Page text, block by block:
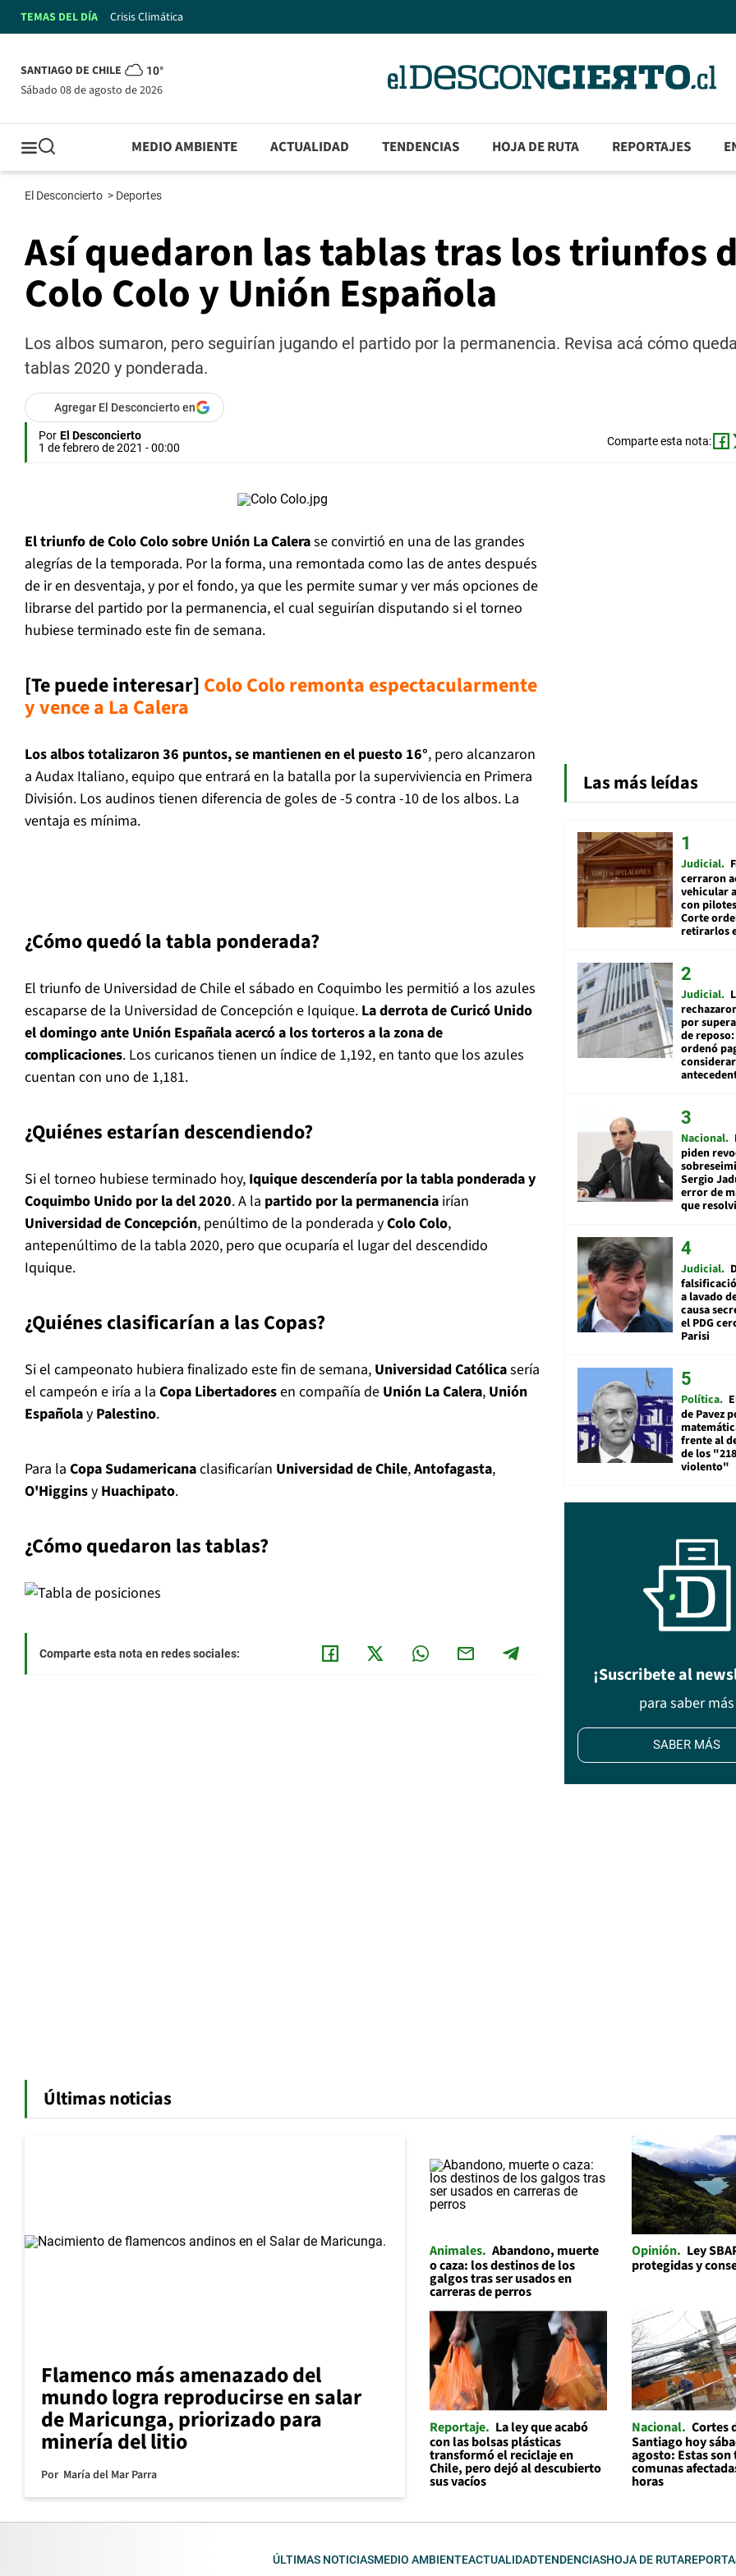
TEMAS DEL DÍA Crisis Climática
SANTIAGO DE CHILE 10°
sábado 08 de agosto de 2026
MEDIO AMBIENTE ACTUALIDAD TENDENCIAS HOJA DE RUTA REPORTAJES
El Desconcierto > Deportes
Así quedaron las tablas tras los triunfos
Colo Colo y Unión Española
Los albos sumaron, pero seguirían jugando el partido por la permanencia. Revisa acá cómo
tablas 2020 y ponderada.
Agregar El Desconcierto en
Por El Desconcierto
1 de febrero de 2021 - 00:00
Comparte esta nota:
El triunfo de Colo Colo sobre Unión La Calerase convirtió en una de las grandes
alegrías de la temporada. Por la forma, una remontada como las de antes después
de ir en desventaja, y por el fondo, ya que les permite sumar y ver más opciones de
librarse del partido por la permanencia, el cual seguirían disputando si el torneo
hubiese terminado este fin de semana.
[Te puede interesar] Colo Colo remonta espectacularmente
y vence a La Calera
Los albos totalizaron 36 puntos, se mantienen en el puesto 16°, pero alcanzaron
a Audax Italiano, equipo que entrará en la batalla por la superviviencia en Primera
División. Los audinos tienen diferencia de goles de -5 contra -10 de los albos. La
ventaja es mínima.
¿Cómo quedó la tabla ponderada?
El triunfo de Universidad de Chile el sábado en Coquimbo les permitió a los azules
escaparse de la Universidad de Concepción e Iquique. La derrota de Curicó Unido
el domingo ante Unión Españala acercó a los torteros a la zona de
complicaciones. Los curicanos tienen un índice de 1,192, en tanto que los azules
cuentan con uno de 1,181.
¿Quiénes estarían descendiendo?
Si el torneo hubiese terminado hoy, Iquique descendería por la tabla ponderada y
Coquimbo Unido por la del 2020. A la partido por la permanencia irían
Universidad de Concepción, penúltimo de la ponderada yColo Colo,
antepenúltimo de la tabla 2020, pero que ocuparía el lugar del descendido
Iquique.
¿Quiénes clasificarían a las Copas?
Si el campeonato hubiera finalizado este fin de semana, Universidad Católicasería
el campeón e iría a la Copa Libertadoresen compañía de Unión La Calera, Unión
Españolay Palestino.
Para la Copa Sudamericanaclasificarían Universidad de Chile,Antofagasta,
O'Higginsy Huachipato.
¿Cómo quedaron las tablas?
Comparte esta nota en redes sociales:
Las más leídas
Judicial
cerraron
vehicular
con
Corte
retirarlos
Judicial
por
de
ordenó
Nacional
piden
Sergio
error de
que
Judicial
a lavado
causa
el PDG
Parisi
Política
de Pavez
frente al
de los
violento"
¡Suscribete al
para saber más
SABER MÁS
Últimas noticias
Flamenco más amenazado del
mundo logra reproducirse en salar
de Maricunga, priorizado para
minería del litio
Por María del Mar Parra
Animales Abandono, muerte
o caza: los destinos de los
galgos tras ser usados en
carreras de perros
Opinión Ley
protegidas y
Reportaje
La ley que acabó
con las bolsas plásticas
transformó el reciclaje en
Chile, pero dejó al descubierto
sus vacíos
Nacional Cortes
Santiago hoy
agosto: Estas son
comunas
horas
ÚLTIMAS NOTICIASMEDIO AMBIENTEACTUALIDADTENDENCIASHOJA DE RUTA